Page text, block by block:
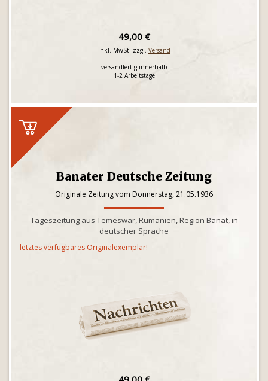
49,00 €
inkl. MwSt. zzgl. Versand
versandfertig innerhalb
1-2 Arbeitstage
Banater Deutsche Zeitung
Originale Zeitung vom Donnerstag, 21.05.1936
Tageszeitung aus Temeswar, Rumänien, Region Banat, in
deutscher Sprache
letztes verfügbares Originalexemplar!